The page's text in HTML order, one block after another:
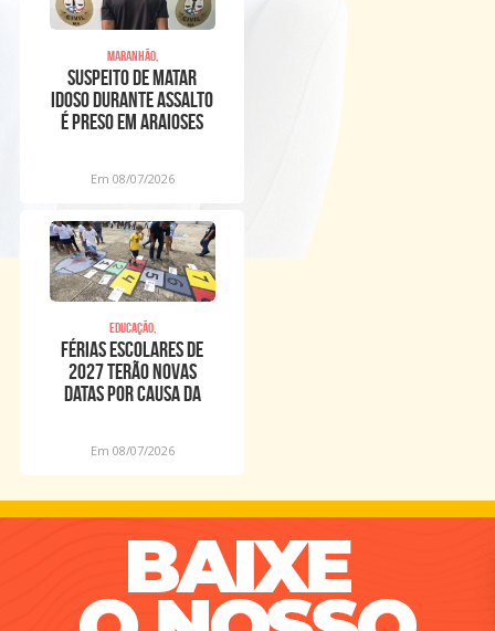
Maranhão,
Suspeito de matar
idoso durante assalto
é preso em Araioses
Em 08/07/2026
Educação,
Férias escolares de
2027 terão novas
datas por causa da
Em 08/07/2026